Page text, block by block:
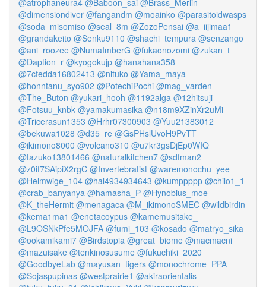
@atrophaneura4 @Baboon_sai @Brass_Merlin
@dimensiondiver @fangandm @moainko @parasitoidwasps
@soda_misomiso @seal_8m @ZozoPensai @a_iijimaa1
@grandakeito @Senku9110 @shachi_tempura @senzango
@ani_roozee @NumaImberG @fukaonozomi @zukan_t
@Daption_r @kyogokujp @hanahana358
@7cfedda16802413 @nituko @Yama_maya
@honntanu_syo902 @PotechiPochi @mag_varden
@The_Buton @yukari_hooh @1192alga @12hitsuji
@Fotsuu_knbk @yamakumasika @n18m9XZinXr2uMi
@Tricerasun1353 @Hrhr07300903 @Yuu21383012
@bekuwa1028 @d35_re @GsPHslUvoH9PvTT
@ikimono8000 @volcano310 @u7kr3gsDjEp0WIQ
@tazuko13801466 @naturalkitchen7 @sdfman2
@z0if7SAipiX2rgC @Invertebratist @waremonochu_yee
@Helmwige_104 @hal4934934643 @kumppppp @chilo1_1
@crab_banyanya @hamasha_P @Hynobius_moe
@K_theHermit @menagaca @M_ikimonoSMEC @wildbirdin
@kema1ma1 @enetacoypus @kamemusitake_
@L9OSNkPfe5MOJFA @fumi_103 @kosado @matryo_sika
@ookamikami7 @Birdstopia @great_biome @macmacni
@mazuisake @tenkinosusume @fukuchiki_2020
@GoodbyeLab @mayusan_tigers @monochrome_PPA
@Sojaspupinas @westprairie1 @akiraorientalis